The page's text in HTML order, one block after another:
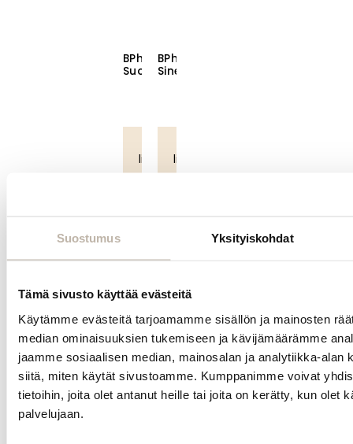
Suostumus Yksityiskohdat
Tämä sivusto käyttää evästeitä
Käytämme evästeitä tarjoamamme sisällön ja mainosten
median ominaisuuksien tukemiseen ja kävijämäärämme
jaamme sosiaalisen median, mainosalan ja analytiikka-alan
siitä, miten käytät sivustoamme. Kumppanimme voivat
tietoihin, joita olet antanut heille tai joita on kerätty, kun olet
palvelujaan.
BPhair
Suojasabluunat
lisää
BPhair
Sinettipihdit
lisää